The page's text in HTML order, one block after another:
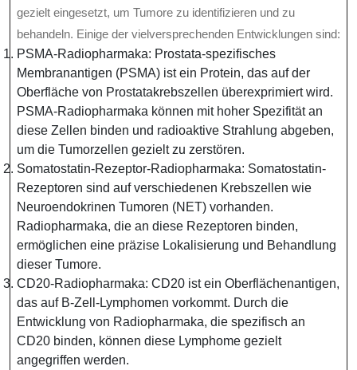
gezielt eingesetzt, um Tumore zu identifizieren und zu
behandeln. Einige der vielversprechenden Entwicklungen sind:
PSMA-Radiopharmaka: Prostata-spezifisches
Membranantigen (PSMA) ist ein Protein, das auf der
Oberfläche von Prostatakrebszellen überexprimiert wird.
PSMA-Radiopharmaka können mit hoher Spezifität an
diese Zellen binden und radioaktive Strahlung abgeben,
um die Tumorzellen gezielt zu zerstören.
Somatostatin-Rezeptor-Radiopharmaka: Somatostatin-
Rezeptoren sind auf verschiedenen Krebszellen wie
Neuroendokrinen Tumoren (NET) vorhanden.
Radiopharmaka, die an diese Rezeptoren binden,
ermöglichen eine präzise Lokalisierung und Behandlung
dieser Tumore.
CD20-Radiopharmaka: CD20 ist ein Oberflächenantigen,
das auf B-Zell-Lymphomen vorkommt. Durch die
Entwicklung von Radiopharmaka, die spezifisch an
CD20 binden, können diese Lymphome gezielt
angegriffen werden.